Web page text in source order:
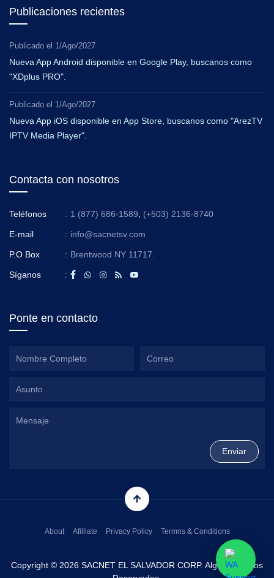
Publicaciones recientes
Publicado el 1/Ago/2027
Nueva App Android disponible en Google Play, buscanos como
"XDplus PRO".
Publicado el 1/Ago/2027
Nueva App iOS disponible en App Store, buscanos como "ArezTV
IPTV Media Player".
Contacta con nosotros
Teléfonos : 1 (877) 686-1589 (+503) 2136-8740
E-mail : info@sacnetsv.com
P.O Box : Brentwood NY 11717.
Síganos :
Ponte en contacto
Copyright © 2026 SACNET EL SALVADOR CORP. Alguns Direitos
About Afilliate Privacy Policy Termns & Conditions